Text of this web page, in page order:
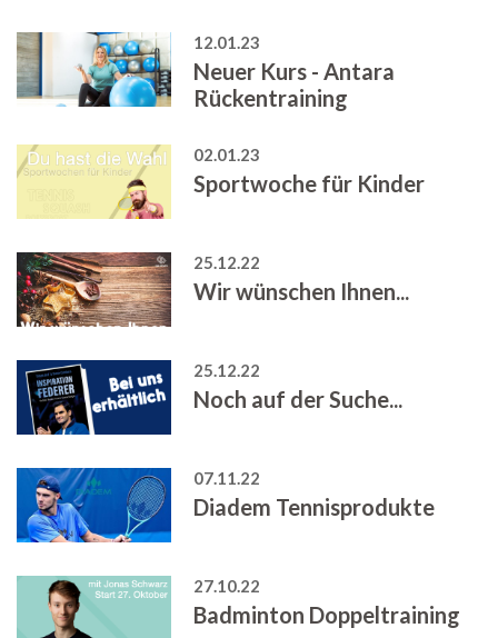
12.01.23
Neuer Kurs - Antara
Rückentraining
02.01.23
Sportwoche für Kinder
25.12.22
Wir wünschen Ihnen...
25.12.22
Noch auf der Suche...
07.11.22
Diadem Tennisprodukte
27.10.22
Badminton Doppeltraining